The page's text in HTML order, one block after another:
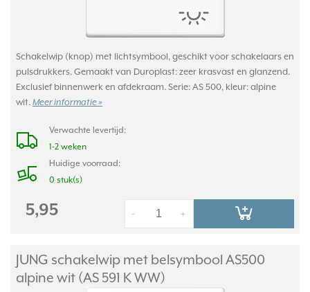
Schakelwip (knop) met lichtsymbool, geschikt voor schakelaars en
pulsdrukkers. Gemaakt van Duroplast: zeer krasvast en glanzend.
Exclusief binnenwerk en afdekraam. Serie: AS 500, kleur: alpine
wit. Meer informatie »
Verwachte levertijd:
1-2 weken
Huidige voorraad:
0 stuk(s)
5,95 +
-
JUNG schakelwip met belsymbool AS500
alpine wit (AS 591 K WW)